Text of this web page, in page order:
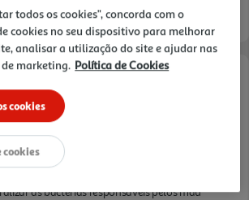
C com extracto 100% natural de acerola,
natura, proteção 48h e um aroma floral
injecção de energia fresca à pele das axilas.
as bactérias responsáveis pelos mau
todos os cookies", concorda com o
cookies no seu dispositivo para melhorar
analisar a utilização do site e ajudar nas
marketing. Política de Cookies
cookies
cookies